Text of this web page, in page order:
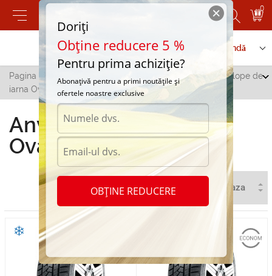
0
Contactați-ne Serviciu de comandă
Pagina principală Donduseni
Anvelope de
iarna Ovation in Donduseni
Anvelope de iarna
Ovation in Donduseni
Doriți
Obține reducere 5 %
Pentru prima achiziție?
Abonațivă pentru a primi noutățile și
ofertele noastre exclusive
OBȚINE REDUCERE